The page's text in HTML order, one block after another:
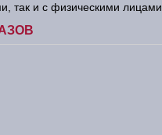
так и с физическими лицами